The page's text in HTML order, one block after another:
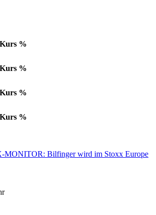
Kurs %
Kurs %
Kurs %
Kurs %
MONITOR: Bilfinger wird im Stoxx Europe